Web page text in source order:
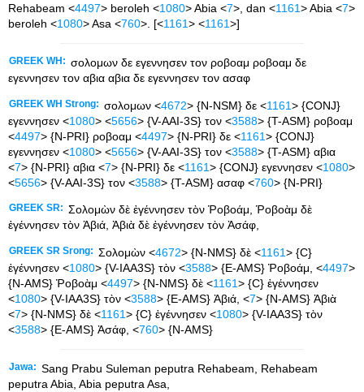
Rehabeam <4497> beroleh <1080> Abia <7>, dan <1161> Abia <7>
beroleh <1080> Asa <760>. [<1161> <1161>]
GREEK WH: σολομων δε εγεννησεν τον ροβοαμ ροβοαμ δε
εγεννησεν τον αβια αβια δε εγεννησεν τον ασαφ
GREEK WH Strong: σολομων <4672> {N-NSM} δε <1161> {CONJ}
εγεννησεν <1080> <5656> {V-AAI-3S} τον <3588> {T-ASM} ροβοαμ
<4497> {N-PRI} ροβοαμ <4497> {N-PRI} δε <1161> {CONJ}
εγεννησεν <1080> <5656> {V-AAI-3S} τον <3588> {T-ASM} αβια
<7> {N-PRI} αβια <7> {N-PRI} δε <1161> {CONJ} εγεννησεν <1080>
<5656> {V-AAI-3S} τον <3588> {T-ASM} ασαφ <760> {N-PRI}
GREEK SR: Σολομὼν δὲ ἐγέννησεν τὸν Ῥοβοάμ, Ῥοβοὰμ δὲ
ἐγέννησεν τὸν Ἀβιά, Ἀβιὰ δὲ ἐγέννησεν τὸν Ἀσάφ,
GREEK SR Srong: Σολομὼν <4672> {N-NMS} δὲ <1161> {C}
ἐγέννησεν <1080> {V-IAA3S} τὸν <3588> {E-AMS} Ῥοβοάμ, <4497>
{N-AMS} Ῥοβοὰμ <4497> {N-NMS} δὲ <1161> {C} ἐγέννησεν
<1080> {V-IAA3S} τὸν <3588> {E-AMS} Ἀβιά, <7> {N-AMS} Ἀβιὰ
<7> {N-NMS} δὲ <1161> {C} ἐγέννησεν <1080> {V-IAA3S} τὸν
<3588> {E-AMS} Ἀσάφ, <760> {N-AMS}
Jawa: Sang Prabu Suleman peputra Rehabeam, Rehabeam
peputra Abia, Abia peputra Asa,